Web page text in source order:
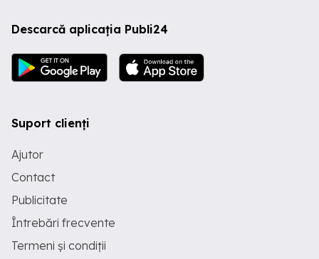
Descarcă aplicația Publi24
Suport clienți
Ajutor
Contact
Publicitate
Întrebări frecvente
Termeni și condiții